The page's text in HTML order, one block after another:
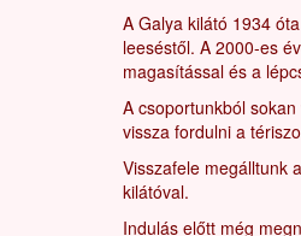
A Galya kilátó 1934
leeséstől. A 2000-es
magasítással és a
A csoportunkból
vissza fordulni a
Visszafele megálltunk
kilátóval.
Indulás előtt még